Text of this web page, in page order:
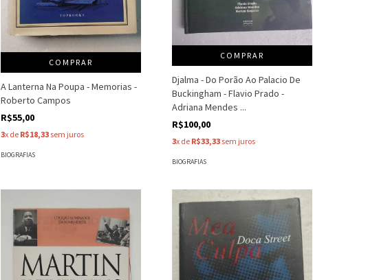
COMPRAR
A Lanterna Na Poupa - Memorias -
Roberto Campos
R$55,00
3x de R$18,33 sem juros
BIOGRAFIAS
COMPRAR
Djalma - Do Porão Ao Palacio De
Buckingham - Flavio Prado -
Adriana Mendes ...
R$100,00
3x de R$33,33 sem juros
BIOGRAFIAS